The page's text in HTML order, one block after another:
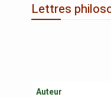
Lettres
Auteur